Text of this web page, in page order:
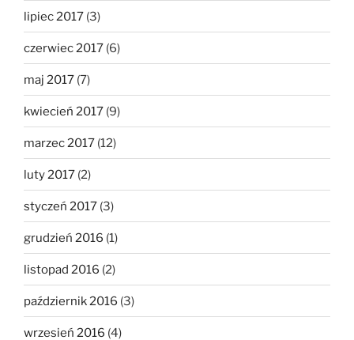
lipiec 2017 (3)
czerwiec 2017 (6)
maj 2017 (7)
kwiecień 2017 (9)
marzec 2017 (12)
luty 2017 (2)
styczeń 2017 (3)
grudzień 2016 (1)
listopad 2016 (2)
październik 2016 (3)
wrzesień 2016 (4)